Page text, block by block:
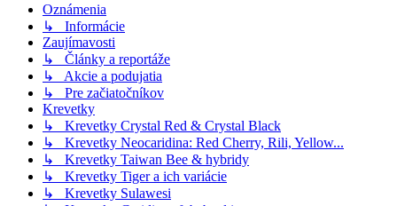
Oznámenia
↳ Informácie
Zaujímavosti
↳ Články a reportáže
↳ Akcie a podujatia
↳ Pre začiatočníkov
Krevetky
↳ Krevetky Crystal Red & Crystal Black
↳ Krevetky Neocaridina: Red Cherry, Rili, Yellow...
↳ Krevetky Taiwan Bee & hybridy
↳ Krevetky Tiger a ich variácie
↳ Krevetky Sulawesi